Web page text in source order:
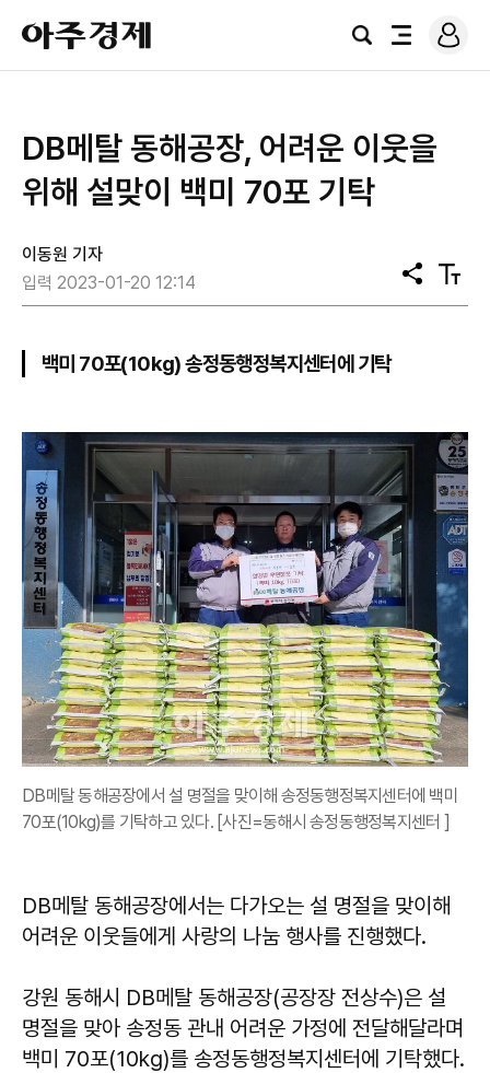
아
주
경
검
전
로
그
DB메탈 동해공장, 어려운 이웃을
위해 설맞이 백미 70포 기탁
이동원 기자
입력 2023-01-20 12:14
공
유
텍
스
백미 70포(10kg) 송정동행정복지센터에 기탁
DB메탈 동해공장에서 설 명절을 맞이해 송정동행정복지센터에 백미
70포(10kg)를 기탁하고 있다. [사진=동해시 송정동행정복지센터 ]
DB메탈 동해공장에서는 다가오는 설 명절을 맞이해
어려운 이웃들에게 사랑의 나눔 행사를 진행했다.
강원 동해시 DB메탈 동해공장(공장장 전상수)은 설
명절을 맞아 송정동 관내 어려운 가정에 전달해달라며
백미 70포(10kg)를 송정동행정복지센터에 기탁했다.